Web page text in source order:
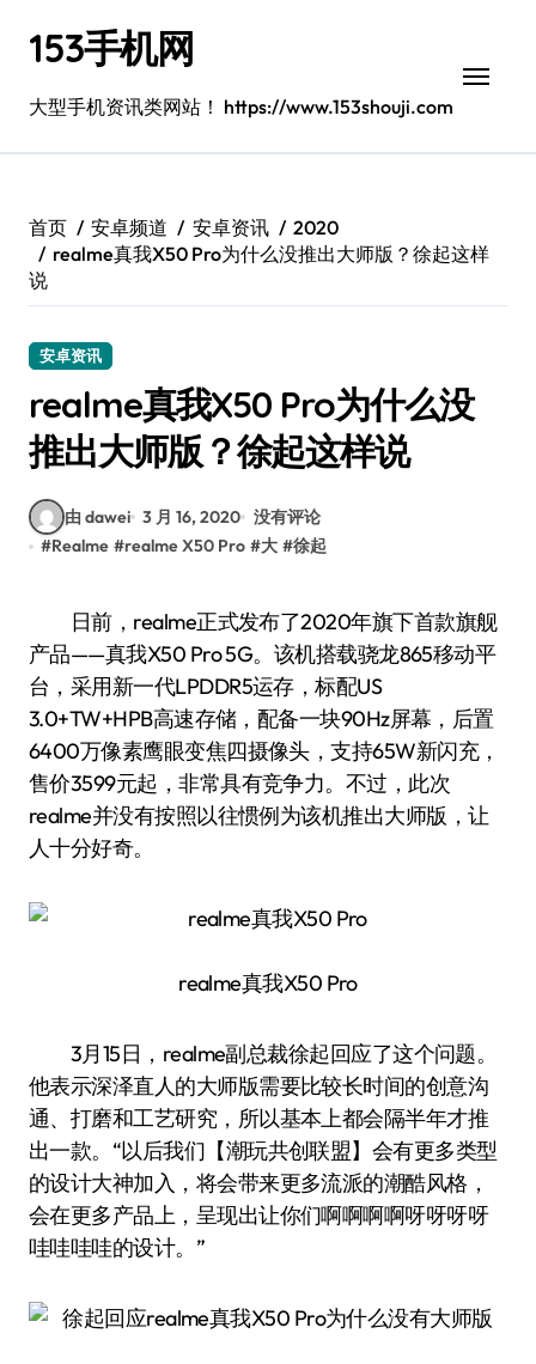
153手机网
大型手机资讯类网站！ https://www.153shouji.com
首页 安卓频道 安卓资讯
2020
realme真我X50 Pro为什么没推出大师版？徐起这样
说
安卓资讯
realme真我X50 Pro为什么没
推出大师版？徐起这样说
由 dawei 3 月 16, 2020 没有评论
#Realme #realme X50 Pro #大 #徐起
日前，realme正式发布了2020年旗下首款旗舰
产品——真我X50 Pro 5G。该机搭载骁龙865移动平
台，采用新一代LPDDR5运存，标配US
3.0+TW+HPB高速存储，配备一块90Hz屏幕，后置
6400万像素鹰眼变焦四摄像头，支持65W新闪充，
售价3599元起，非常具有竞争力。不过，此次
realme并没有按照以往惯例为该机推出大师版，让
人十分好奇。
realme真我X50 Pro
3月15日，realme副总裁徐起回应了这个问题。
他表示深泽直人的大师版需要比较长时间的创意沟
通、打磨和工艺研究，所以基本上都会隔半年才推
出一款。“以后我们【潮玩共创联盟】会有更多类型
的设计大神加入，将会带来更多流派的潮酷风格，
会在更多产品上，呈现出让你们啊啊啊啊呀呀呀呀
哇哇哇哇的设计。”